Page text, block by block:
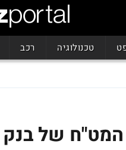
טכנולוגיה רכב
המט"ח של